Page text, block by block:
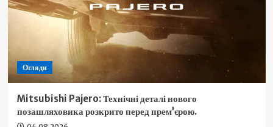
Огляди
Mitsubishi Pajero: Технічні деталі нового
позашляховика розкрито перед прем’єрою.